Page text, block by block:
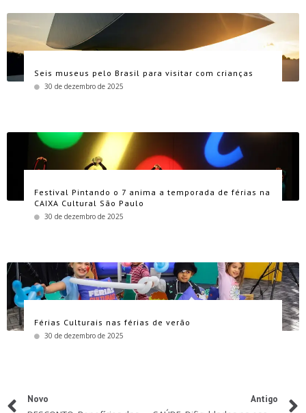
Seis museus pelo Brasil para visitar com crianças
30 de dezembro de 2025
Festival Pintando o 7 anima a temporada de férias na
CAIXA Cultural São Paulo
30 de dezembro de 2025
Férias Culturais nas férias de verão
30 de dezembro de 2025
Novo Antigo